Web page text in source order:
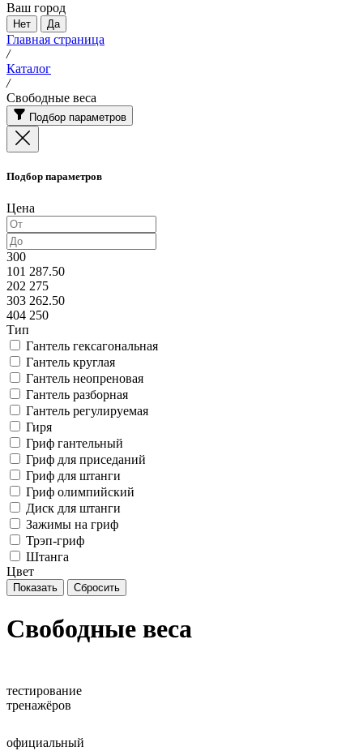
Ваш город
Нет Да
Главная страница
/
Каталог
/
Свободные веса
Подбор параметров
Подбор параметров
Цена
300
101 287.50
202 275
303 262.50
404 250
Тип
Гантель гексагональная
Гантель круглая
Гантель неопреновая
Гантель разборная
Гантель регулируемая
Гиря
Гриф гантельный
Гриф для приседаний
Гриф для штанги
Гриф олимпийский
Диск для штанги
Зажимы на гриф
Трэп-гриф
Штанга
Цвет
Свободные веса
тестирование
тренажёров
официальный